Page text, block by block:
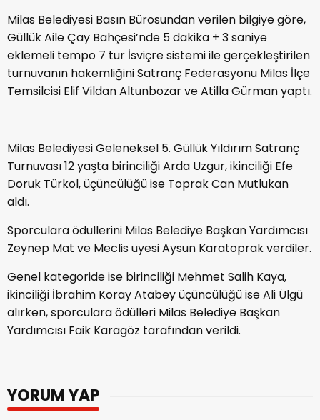
Milas Belediyesi Basın Bürosundan verilen bilgiye göre,
Güllük Aile Çay Bahçesi’nde 5 dakika + 3 saniye
eklemeli tempo 7 tur İsviçre sistemi ile gerçekleştirilen
turnuvanın hakemliğini Satranç Federasyonu Milas İlçe
Temsilcisi Elif Vildan Altunbozar ve Atilla Gürman yaptı.
Milas Belediyesi Geleneksel 5. Güllük Yıldırım Satranç
Turnuvası 12 yaşta birinciliği Arda Uzgur, ikinciliği Efe
Doruk Türkol, üçüncülüğü ise Toprak Can Mutlukan
aldı.
Sporculara ödüllerini Milas Belediye Başkan Yardımcısı
Zeynep Mat ve Meclis üyesi Aysun Karatoprak verdiler.
Genel kategoride ise birinciliği Mehmet Salih Kaya,
ikinciliği İbrahim Koray Atabey üçüncülüğü ise Ali Ülgü
alırken, sporculara ödülleri Milas Belediye Başkan
Yardımcısı Faik Karagöz tarafından verildi.
YORUM YAP